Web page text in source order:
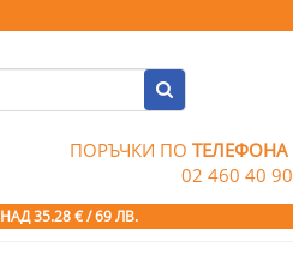
ПОРЪЧКИ ПОТЕЛЕФОНА
02 460 40 90
НАД 35.28 € / 69 ЛВ.